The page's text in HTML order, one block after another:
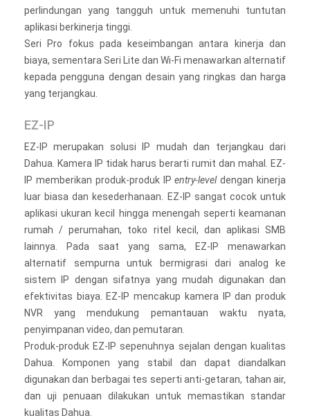
perlindungan yang tangguh untuk memenuhi tuntutan
aplikasi berkinerja tinggi.
Seri Pro fokus pada keseimbangan antara kinerja dan
biaya, sementara Seri Lite dan Wi-Fi menawarkan alternatif
kepada pengguna dengan desain yang ringkas dan harga
yang terjangkau.
EZ-IP
EZ-IP merupakan solusi IP mudah dan terjangkau dari
Dahua. Kamera IP tidak harus berarti rumit dan mahal. EZ-
IP memberikan produk-produk IPentry-leveldengan kinerja
luar biasa dan kesederhanaan. EZ-IP sangat cocok untuk
aplikasi ukuran kecil hingga menengah seperti keamanan
rumah / perumahan, toko ritel kecil, dan aplikasi SMB
lainnya. Pada saat yang sama, EZ-IP menawarkan
alternatif sempurna untuk bermigrasi dari analog ke
sistem IP dengan sifatnya yang mudah digunakan dan
efektivitas biaya. EZ-IP mencakup kamera IP dan produk
NVR yang mendukung pemantauan waktu nyata,
penyimpanan video, dan pemutaran.
Produk-produk EZ-IP sepenuhnya sejalan dengan kualitas
Dahua. Komponen yang stabil dan dapat diandalkan
digunakan dan berbagai tes seperti anti-getaran, tahan air,
dan uji penuaan dilakukan untuk memastikan standar
kualitas Dahua.